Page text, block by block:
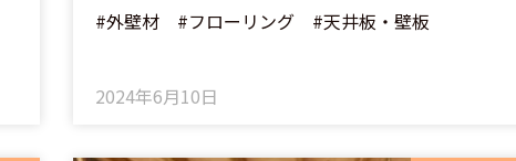
#外壁材 #フローリング #天井板・壁板
2024年6月10日